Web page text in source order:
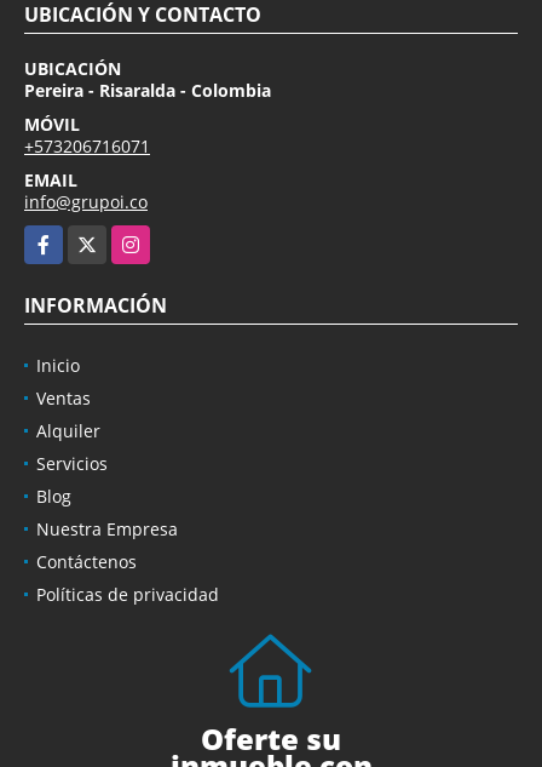
UBICACIÓN Y CONTACTO
UBICACIÓN
Pereira - Risaralda - Colombia
MÓVIL
+573206716071
EMAIL
info@grupoi.co
Facebook
Instagram
INFORMACIÓN
Inicio
Ventas
Alquiler
Servicios
Blog
Nuestra Empresa
Contáctenos
Políticas de privacidad
Oferte su